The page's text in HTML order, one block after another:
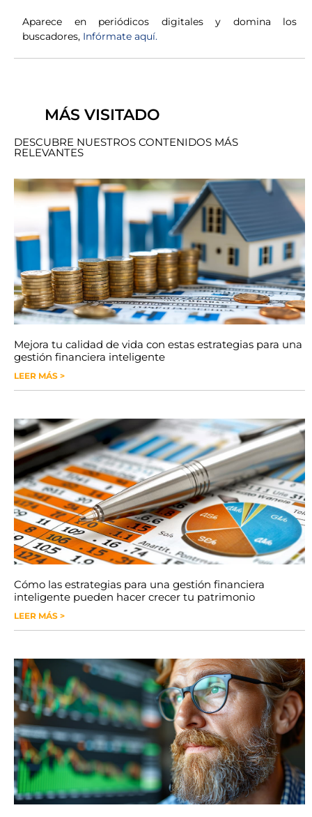
Aparece en periódicos digitales y domina los
buscadores, Infórmate aquí.
MÁS VISITADO
DESCUBRE NUESTROS CONTENIDOS MÁS
RELEVANTES
Mejora tu calidad de vida con estas estrategias para una
gestión financiera inteligente
LEER MÁS >
Cómo las estrategias para una gestión financiera
inteligente pueden hacer crecer tu patrimonio
LEER MÁS >